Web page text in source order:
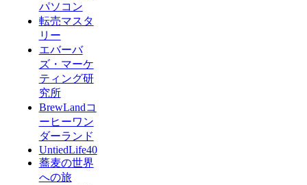
パソコン
転売マスタ
リー
エバーバ
ズ・マーケ
ティング研
究所
BrewLandコ
ーヒーワン
ダーランド
UntiedLife40
蕎麦の世界
への旅